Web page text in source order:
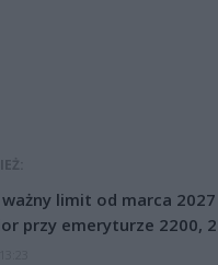
ważny limit od marca
przy emeryturze 2200,